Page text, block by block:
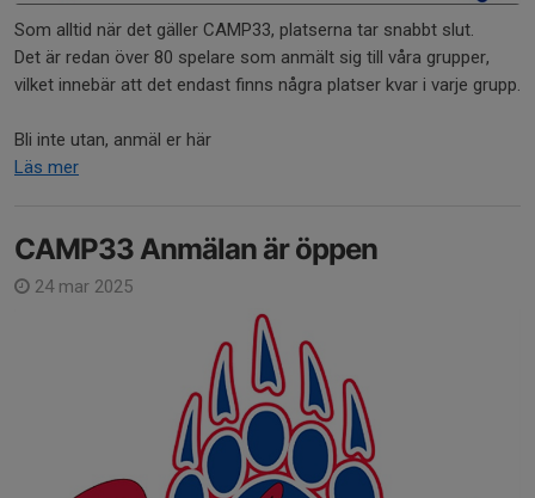
Som alltid när det gäller CAMP33, platserna tar snabbt slut.
Det är redan över 80 spelare som anmält sig till våra grupper,
vilket innebär att det endast finns några platser kvar i varje grupp.
Bli inte utan, anmäl er här
Läs mer
CAMP33 Anmälan är öppen
24 mar 2025